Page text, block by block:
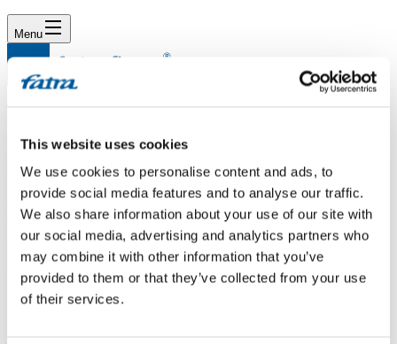
This website uses cookies
We use cookies to personalise content and ads, to
provide social media features and to analyse our traffic.
We also share information about your use of our site with
our social media, advertising and analytics partners who
may combine it with other information that you’ve
provided to them or that they’ve collected from your use
of their services.
Menu
Dotaz 144
Dotaz
dobry den, chtel bych se zeptat , zdali je podlaha FatraClick vhodna
do koupelny? dekuji
Odpověď